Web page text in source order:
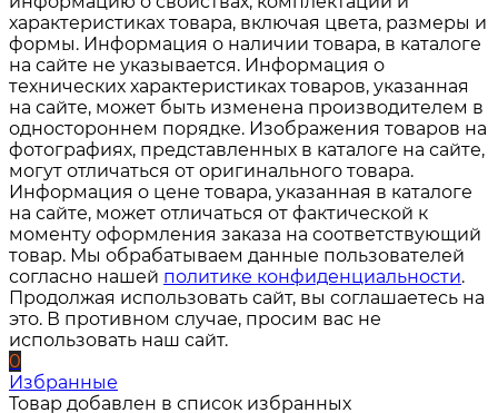
характеристиках товара, включая цвета, размеры и
формы. Информация о наличии товара, в каталоге
на сайте не указывается. Информация о
технических характеристиках товаров, указанная
на сайте, может быть изменена производителем в
одностороннем порядке. Изображения товаров на
фотографиях, представленных в каталоге на сайте,
могут отличаться от оригинального товара.
Информация о цене товара, указанная в каталоге
на сайте, может отличаться от фактической к
моменту оформления заказа на соответствующий
товар. Мы обрабатываем данные пользователей
согласно нашей политике конфиденциальности.
Продолжая использовать сайт, вы соглашаетесь на
это. В противном случае, просим вас не
использовать наш сайт.
0
Избранные
Товар добавлен в список избранных